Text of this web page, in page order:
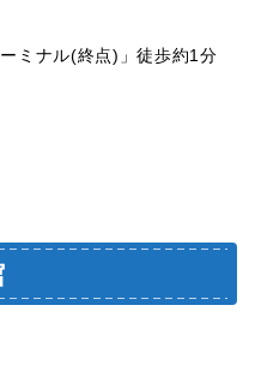
ミナル(終点)」徒歩約1分